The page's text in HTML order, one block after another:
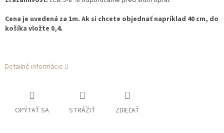
Cena je uvedená za 1m. Ak si chcete objednať napríklad 40 cm, do
košíka vložte 0,4.
Detailné informácie
OPÝTAŤ SA STRÁŽIŤ ZDIEĽAŤ